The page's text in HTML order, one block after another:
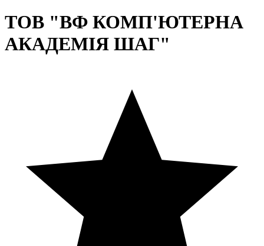
ТОВ "ВФ КОМП'ЮТЕРНА
АКАДЕМІЯ ШАГ"